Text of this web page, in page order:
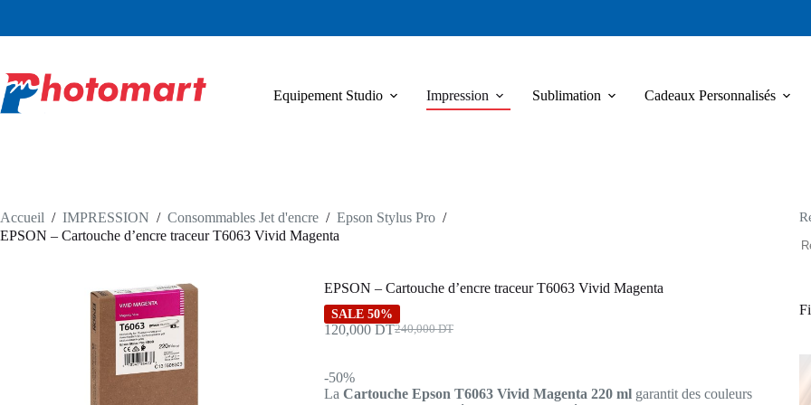
contenu
Equipement Studio Impression Sublimation Cadeaux Personnalisés
Accueil / IMPRESSION / Consommables Jet d'encre / Epson Stylus Pro /
EPSON – Cartouche d’encre traceur T6063 Vivid Magenta
EPSON – Cartouche d’encre traceur T6063 Vivid Magenta
SALE 50%
240,000DT
Le
240,000 DT.
120,000 DTLe
120,000 DT.
-50%
La Cartouche Epson T6063 Vivid Magenta 220 mlgarantit des couleurs